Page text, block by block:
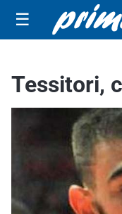
☰
Tessitori,